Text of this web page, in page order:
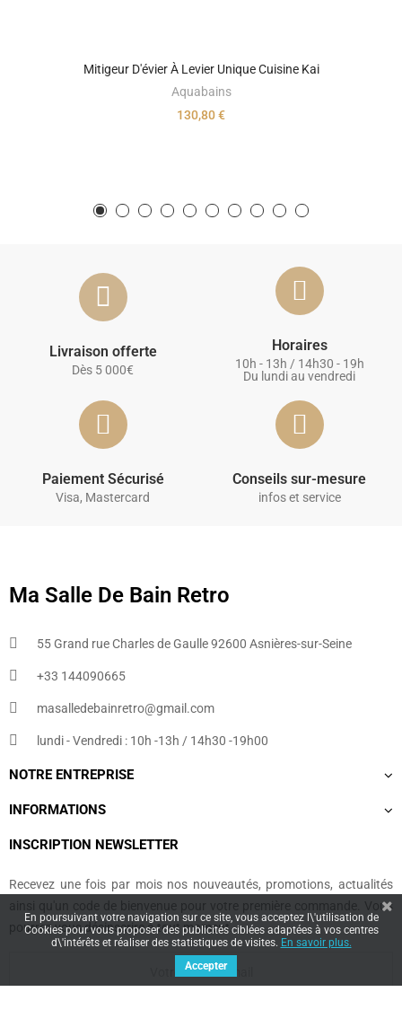
Mitigeur D'évier À Levier Unique Cuisine Kai
Aquabains
130,80 €
Livraison offerte
Dès 5 000€
Horaires
10h - 13h / 14h30 - 19h
Du lundi au vendredi
Paiement Sécurisé
Visa, Mastercard
Conseils sur-mesure
infos et service
Ma Salle De Bain Retro
55 Grand rue Charles de Gaulle 92600 Asnières-sur-Seine
+33 144090665​
masalledebainretro@gmail.com
lundi - Vendredi : 10h -13h / 14h30 -19h00
NOTRE ENTREPRISE
INFORMATIONS
INSCRIPTION NEWSLETTER
Recevez une fois par mois nos nouveautés, promotions, actualités
ainsi qu'un code de bienvenue pour votre première commande. Vous
pourrez vous désinscrire à tout moment.
En poursuivant votre navigation sur ce site, vous acceptez l\'utilisation de
Cookies pour vous proposer des publicités ciblées adaptées à vos centres
d\'intérêts et réaliser des statistiques de visites. En savoir plus.
Accepter